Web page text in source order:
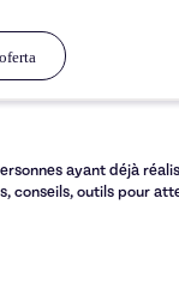
ayant déjà